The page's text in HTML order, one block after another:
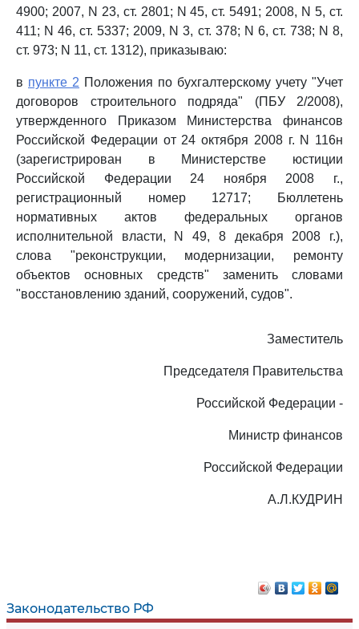
Законодательство РФ
4900; 2007, N 23, ст. 2801; N 45, ст. 5491; 2008, N 5, ст.
411; N 46, ст. 5337; 2009, N 3, ст. 378; N 6, ст. 738; N 8,
ст. 973; N 11, ст. 1312), приказываю:
в пункте 2 Положения по бухгалтерскому учету "Учет
договоров строительного подряда" (ПБУ 2/2008),
утвержденного Приказом Министерства финансов
Российской Федерации от 24 октября 2008 г. N 116н
(зарегистрирован в Министерстве юстиции
Российской Федерации 24 ноября 2008 г.,
регистрационный номер 12717; Бюллетень
нормативных актов федеральных органов
исполнительной власти, N 49, 8 декабря 2008 г.),
слова "реконструкции, модернизации, ремонту
объектов основных средств" заменить словами
"восстановлению зданий, сооружений, судов".
Заместитель
Председателя Правительства
Российской Федерации -
Министр финансов
Российской Федерации
А.Л.КУДРИН